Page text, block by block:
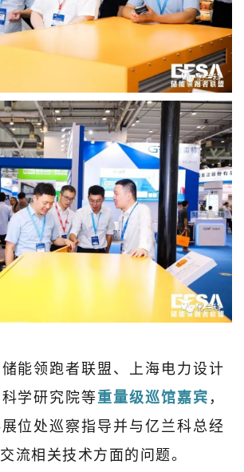
能领跑者联盟、上海电力设计
学研究院等重量级巡馆嘉宾 ，
位处巡察指导并与亿兰科总经
流相关技术方面的问题。